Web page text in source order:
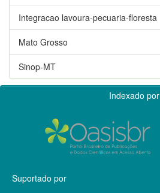
Integracao lavoura-pecuaria-floresta
Mato Grosso
Sinop-MT
Indexado por
Suportado por